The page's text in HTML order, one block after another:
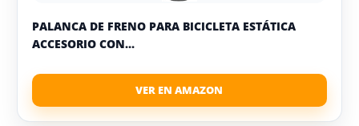
PALANCA DE FRENO PARA BICICLETA ESTÁTICA
ACCESORIO CON...